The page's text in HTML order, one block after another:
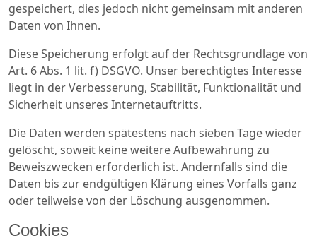
gespeichert, dies jedoch nicht gemeinsam mit anderen
Daten von Ihnen.
Diese Speicherung erfolgt auf der Rechtsgrundlage von
Art. 6 Abs. 1 lit. f) DSGVO. Unser berechtigtes Interesse
liegt in der Verbesserung, Stabilität, Funktionalität und
Sicherheit unseres Internetauftritts.
Die Daten werden spätestens nach sieben Tage wieder
gelöscht, soweit keine weitere Aufbewahrung zu
Beweiszwecken erforderlich ist. Andernfalls sind die
Daten bis zur endgültigen Klärung eines Vorfalls ganz
oder teilweise von der Löschung ausgenommen.
Cookies